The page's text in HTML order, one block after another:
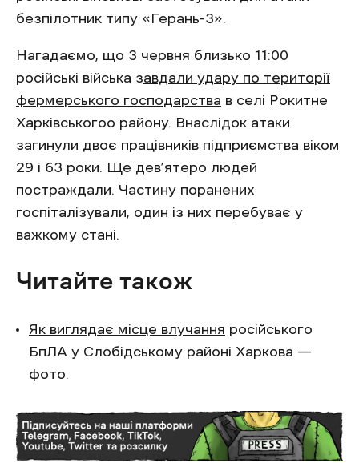
безпілотник типу «Герань-3».
Нагадаємо, що 3 червня близько 11:00
російські війська завдали удару по території
фермерського господарства в селі Рокитне
Харківськогоо району. Внаслідок атаки
загинули двоє працівників підприємства віком
29 і 63 роки. Ще дев’ятеро людей
постраждали. Частину поранених
госпіталізували, один із них перебуває у
важкому стані.
Читайте також
Як виглядає місце влучання російського
БпЛА у Слобідському районі Харкова —
фото.